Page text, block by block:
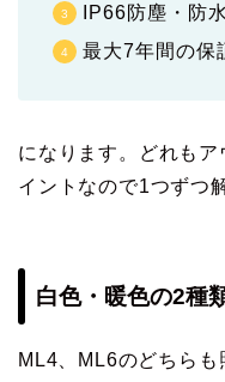
IP66防塵・防
最大7年間の保
になります。どれも
イントなので1つずつ
白色・暖色の2種
ML4、ML6のどちらも